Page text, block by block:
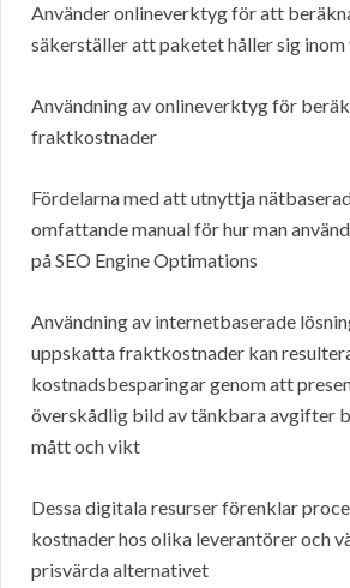
Använder onlineverktyg för att
säkerställer att paketet håller sig
Användning av onlineverktyg för
fraktkostnader
Fördelarna med att utnyttja
omfattande manual för hur man
på SEO Engine Optimations
Användning av internetbaserade
uppskatta fraktkostnader kan
kostnadsbesparingar genom att
överskådlig bild av tänkbara avgifter
mått och vikt
Dessa digitala resurser förenklar
kostnader hos olika leverantörer och
prisvärda alternativet